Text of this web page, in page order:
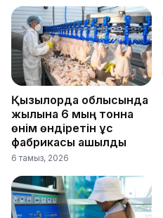
Қызылорда облысында
жылына 6 мың тонна
өнім өндіретін құс
фабрикасы ашылды
6 тамыз, 2026